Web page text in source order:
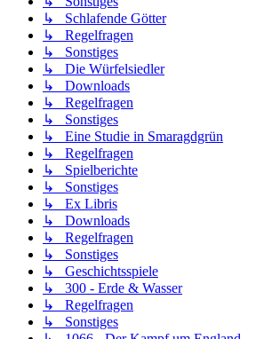
↳ Schlafende Götter
↳ Regelfragen
↳ Sonstiges
↳ Die Würfelsiedler
↳ Downloads
↳ Regelfragen
↳ Sonstiges
↳ Eine Studie in Smaragdgrün
↳ Regelfragen
↳ Spielberichte
↳ Sonstiges
↳ Ex Libris
↳ Downloads
↳ Regelfragen
↳ Sonstiges
↳ Geschichtsspiele
↳ 300 - Erde & Wasser
↳ Regelfragen
↳ Sonstiges